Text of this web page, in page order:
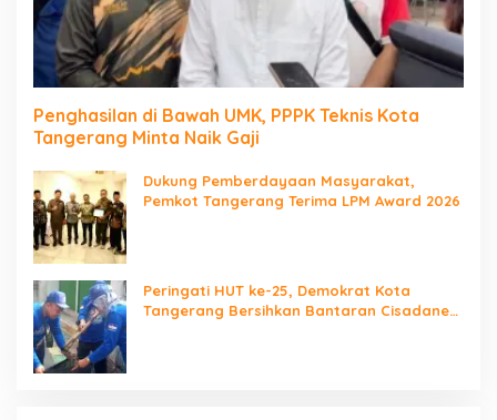
Penghasilan di Bawah UMK, PPPK Teknis Kota
Tangerang Minta Naik Gaji
Dukung Pemberdayaan Masyarakat,
Pemkot Tangerang Terima LPM Award 2026
Peringati HUT ke-25, Demokrat Kota
Tangerang Bersihkan Bantaran Cisadane